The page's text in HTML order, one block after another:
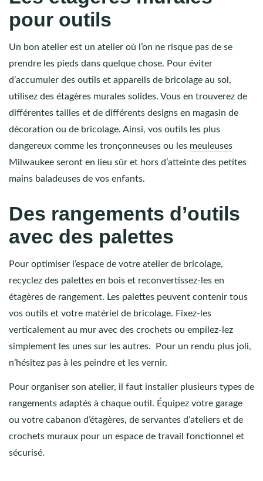
pour outils
Un bon atelier est un atelier où l’on ne risque pas de se
prendre les pieds dans quelque chose. Pour éviter
d’accumuler des outils et appareils de bricolage au sol,
utilisez des étagères murales solides. Vous en trouverez de
différentes tailles et de différents designs en magasin de
décoration ou de bricolage. Ainsi, vos outils les plus
dangereux comme les tronçonneuses ou les meuleuses
Milwaukee seront en lieu sûr et hors d’atteinte des petites
mains baladeuses de vos enfants.
Des rangements d’outils
avec des palettes
Pour optimiser l’espace de votre atelier de bricolage,
recyclez des palettes en bois et reconvertissez-les en
étagères de rangement. Les palettes peuvent contenir tous
vos outils et votre matériel de bricolage. Fixez-les
verticalement au mur avec des crochets ou empilez-lez
simplement les unes sur les autres. Pour un rendu plus joli,
n’hésitez pas à les peindre et les vernir.
Pour organiser son atelier, il faut installer plusieurs types de
rangements adaptés à chaque outil. Équipez votre garage
ou votre cabanon d’étagères, de servantes d’ateliers et de
crochets muraux pour un espace de travail fonctionnel et
sécurisé.